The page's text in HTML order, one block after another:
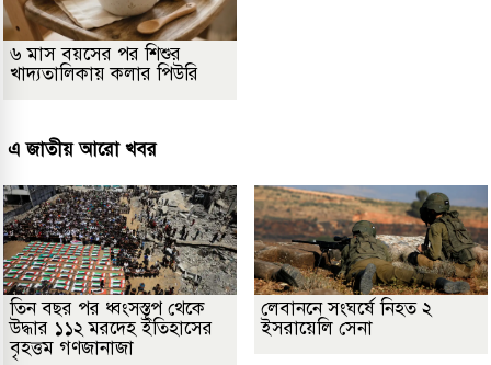
৬ মাস বয়সের পর শিশুর
খাদ্যতালিকায় কলার পিউরি
এ জাতীয় আরো খবর
তিন বছর পর ধ্বংসস্তূপ থেকে
উদ্ধার ১১২ মরদেহ ইতিহাসের
বৃহত্তম গণজানাজা
লেবাননে সংঘর্ষে নিহত ২
ইসরায়েলি সেনা